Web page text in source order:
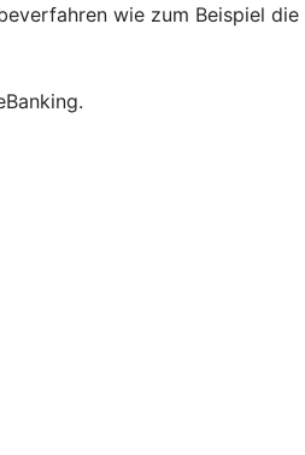
wie zum Beispiel die